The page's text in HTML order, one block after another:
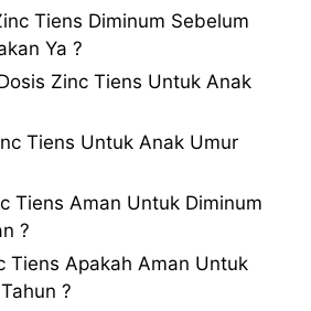
Tiens Diminum Sebelum
Ya ?
Zinc Tiens Untuk Anak
Tiens Untuk Anak Umur
Tiens Aman Untuk Diminum
?
Tiens Apakah Aman Untuk
?